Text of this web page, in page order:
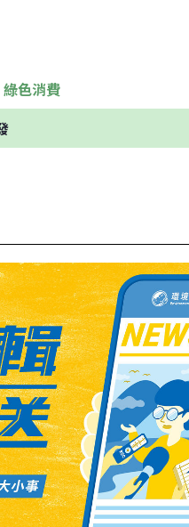
綠色消費